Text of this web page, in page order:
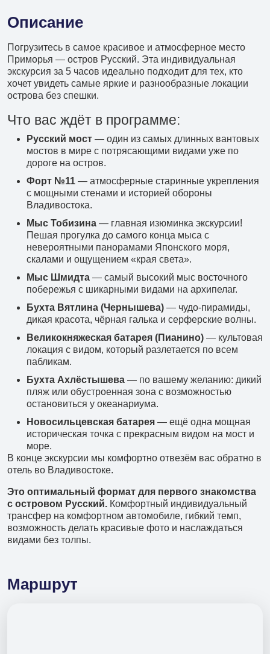
+7 (902) 485 96 34
Детские экскурсии
+7 (966) 286 54 19
Туры в Китай
+7 (966) 272 14 20
Туры в КНДР
+7 (966) 272 14 20
Туры в другие страны
+7 (908) 440 47 44
Ежедневные экскурсии
+7 (902) 075-96-64
Аренда автобусов
+7 (902) 556 45 56
Авиакасса
Филиал в Москве
Описание
Погрузитесь в самое красивое и атмосферное место
Приморья — остров Русский. Эта индивидуальная
экскурсия за 5 часов идеально подходит для тех, кто
хочет увидеть самые яркие и разнообразные локации
острова без спешки.
Что вас ждёт в программе:
Русский мост — один из самых длинных вантовых
мостов в мире с потрясающими видами уже по
дороге на остров.
Форт №11 — атмосферные старинные укрепления
с мощными стенами и историей обороны
Владивостока.
Мыс Тобизина — главная изюминка экскурсии!
Пешая прогулка до самого конца мыса с
невероятными панорамами Японского моря,
скалами и ощущением «края света».
Мыс Шмидта — самый высокий мыс восточного
побережья с шикарными видами на архипелаг.
Бухта Вятлина (Чернышева) — чудо-пирамиды,
дикая красота, чёрная галька и серферские волны.
Великокняжеская батарея (Пианино) — культовая
локация с видом, который разлетается по всем
пабликам.
Бухта Ахлёстышева — по вашему желанию: дикий
пляж или обустроенная зона с возможностью
остановиться у океанариума.
Новосильцевская батарея — ещё одна мощная
историческая точка с прекрасным видом на мост и
море.
В конце экскурсии мы комфортно отвезём вас обратно в
отель во Владивостоке.
Это оптимальный формат для первого знакомства
с островом Русский. Комфортный индивидуальный
трансфер на комфортном автомобиле, гибкий темп,
возможность делать красивые фото и наслаждаться
видами без толпы.
Маршрут